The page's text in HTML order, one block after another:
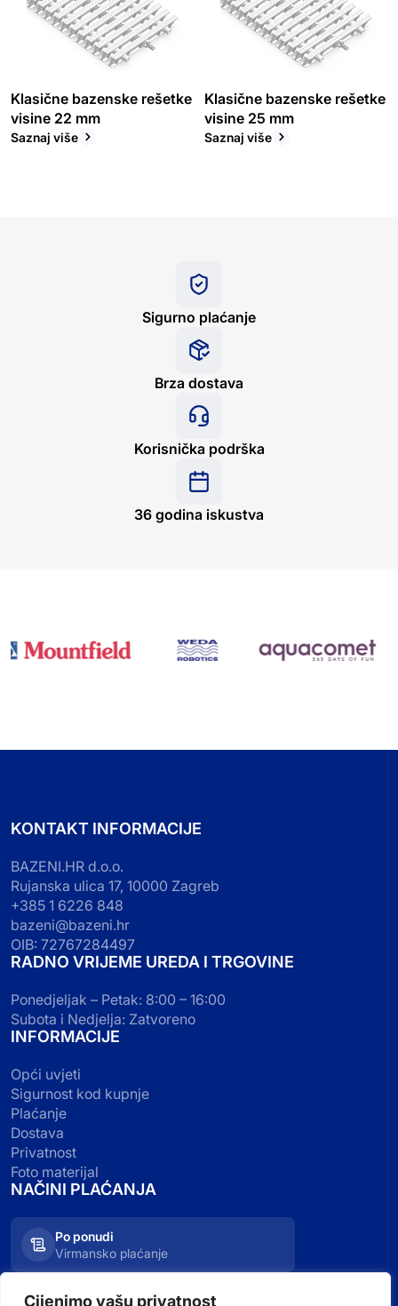
Cijenimo vašu privatnost
Klasične bazenske rešetke
visine 22 mm
Saznaj više
Klasične bazenske rešetke
visine 25 mm
Saznaj više
Sigurno plaćanje
Brza dostava
Korisnička podrška
36 godina iskustva
KONTAKT INFORMACIJE
BAZENI.HR d.o.o.
Rujanska ulica 17, 10000 Zagreb
+385 1 6226 848
bazeni@bazeni.hr
OIB: 72767284497
RADNO VRIJEME UREDA I TRGOVINE
Ponedjeljak – Petak: 8:00 – 16:00
Subota i Nedjelja: Zatvoreno
INFORMACIJE
Opći uvjeti
Sigurnost kod kupnje
Plaćanje
Dostava
Privatnost
Foto materijal
NAČINI PLAĆANJA
Po ponudi
Virmansko plaćanje
Kartično plaćanje